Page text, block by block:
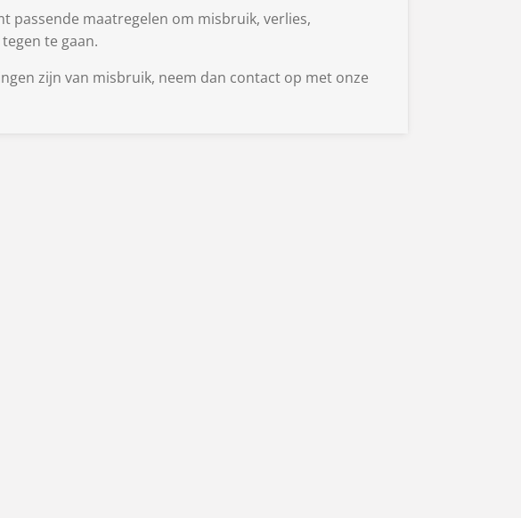
passende maatregelen om misbruik, verlies,
te gaan.
zijn van misbruik, neem dan contact op met onze